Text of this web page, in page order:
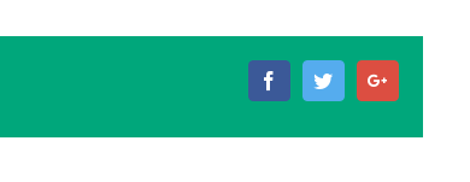
FacebookTwitter